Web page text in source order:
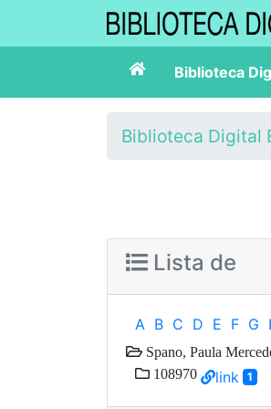
Biblioteca
Biblioteca Digital
Lista de
A B C D E F G
Spano, Paula
108970 link 1